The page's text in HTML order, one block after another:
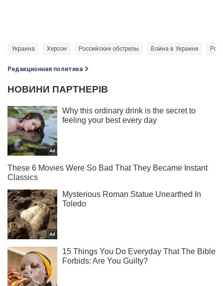
Украина Херсон Российские обстрелы Война в Украине
Редакционная политика